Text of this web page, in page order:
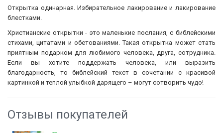
Открытка одинарная. Избирательное лакирование и лакирование
блестками.
Христианские открытки - это маленькие послания, с библейскими
стихами, цитатами и обетованиями. Такая открытка может стать
приятным подарком для любимого человека, друга, сотрудника.
Если вы хотите поддержать человека, или выразить
благодарность, то библейский текст в сочетании с красивой
картинкой и теплой улыбкой дарящего – могут сотворить чудо!
Отзывы покупателей